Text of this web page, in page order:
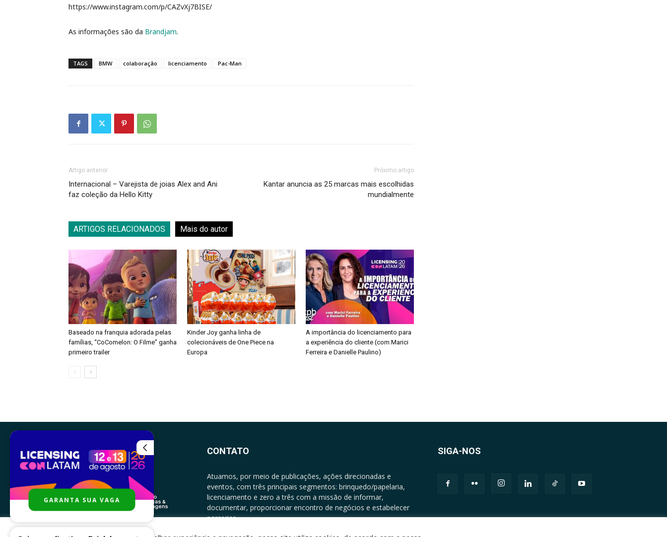
https://www.instagram.com/p/CAZvXj7BISE/
As informações são da Brandjam.
TAGS BMW colaboração licenciamento Pac-Man
Artigo anterior
Internacional – Varejista de joias Alex and Ani
faz coleção da Hello Kitty
Próximo artigo
Kantar anuncia as 25 marcas mais escolhidas
mundialmente
ARTIGOS RELACIONADOS Mais do autor
Baseado na franquia adorada pelas
famílias, “CoComelon: O Filme” ganha
primeiro trailer
Kinder Joy ganha linha de
colecionáveis de One Piece na
Europa
A importância do licenciamento para
a experiência do cliente (com Marici
Ferreira e Danielle Paulino)
CONTATO
Atuamos, por meio de publicações, ações direcionadas e
eventos, com três principais segmentos: brinquedo/papelaria,
licenciamento e zero a três com a missão de informar,
documentar, proporcionar encontro de negócios e estabelecer
parcerias.
SIGA-NOS
GARANTA SUA VAGA